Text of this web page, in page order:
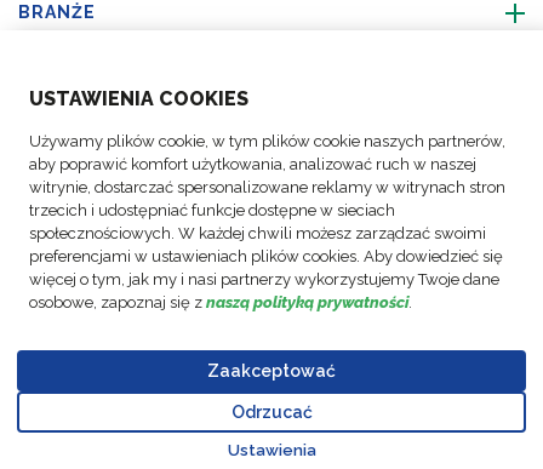
USTAWIENIA COOKIES
Używamy plików cookie, w tym plików cookie naszych partnerów,
aby poprawić komfort użytkowania, analizować ruch w naszej
witrynie, dostarczać spersonalizowane reklamy w witrynach stron
trzecich i udostępniać funkcje dostępne w sieciach
społecznościowych. W każdej chwili możesz zarządzać swoimi
preferencjami w ustawieniach plików cookies. Aby dowiedzieć się
więcej o tym, jak my i nasi partnerzy wykorzystujemy Twoje dane
osobowe, zapoznaj się z naszą polityką prywatności.
Zaakceptować
Odrzucać
Ustawienia
BRANŻE
© Prawa
autorskie
FM
Logistic,
Ustawienia
plików
Informacje
prawne
Polityka
ochrony
danych
osobowych
Raport z
realizacji
strategii
polityki
Kodeks
Postepowania
FM
Polska